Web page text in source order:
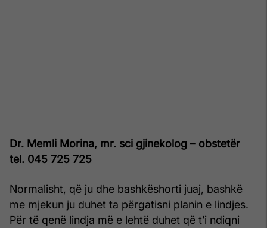
Dr. Memli Morina, mr. sci gjinekolog – obstetër
tel. 045 725 725
Normalisht, që ju dhe bashkëshorti juaj, bashkë
me mjekun ju duhet ta përgatisni planin e lindjes.
Për të qenë lindja më e lehtë duhet që t’i ndiqni